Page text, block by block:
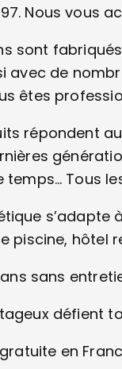
Nous vous
sont
avec de
êtes
répondent
temps… Tous
piscine, hôtel
sans
défient
en